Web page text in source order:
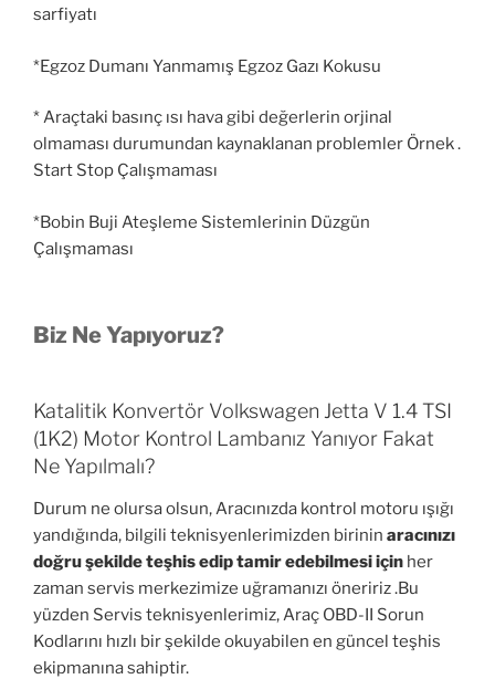
sarfiyatı
*Egzoz Dumanı Yanmamış Egzoz Gazı Kokusu
* Araçtaki basınç ısı hava gibi değerlerin orjinal
olmaması durumundan kaynaklanan problemler Örnek .
Start Stop Çalışmaması
*Bobin Buji Ateşleme Sistemlerinin Düzgün
Çalışmaması
Biz Ne Yapıyoruz?
Katalitik Konvertör Volkswagen Jetta V 1.4 TSI
(1K2) Motor Kontrol Lambanız Yanıyor Fakat
Ne Yapılmalı?
Durum ne olursa olsun, Aracınızda kontrol motoru ışığı
yandığında, bilgili teknisyenlerimizden birinin aracınızı
doğru şekilde teşhis edip tamir edebilmesi için her
zaman servis merkezimize uğramanızı öneririz .Bu
yüzden Servis teknisyenlerimiz, Araç OBD-II Sorun
Kodlarını hızlı bir şekilde okuyabilen en güncel teşhis
ekipmanına sahiptir.